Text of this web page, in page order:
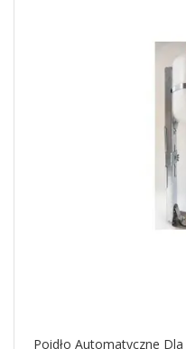
Poidło Automatyczne